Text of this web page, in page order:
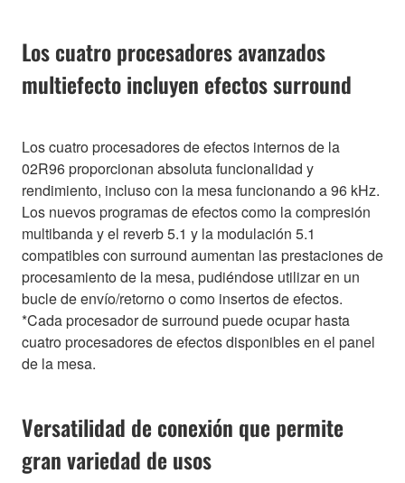
Los cuatro procesadores avanzados
multiefecto incluyen efectos surround
Los cuatro procesadores de efectos internos de la
02R96 proporcionan absoluta funcionalidad y
rendimiento, incluso con la mesa funcionando a 96 kHz.
Los nuevos programas de efectos como la compresión
multibanda y el reverb 5.1 y la modulación 5.1
compatibles con surround aumentan las prestaciones de
procesamiento de la mesa, pudiéndose utilizar en un
bucle de envío/retorno o como insertos de efectos.
*Cada procesador de surround puede ocupar hasta
cuatro procesadores de efectos disponibles en el panel
de la mesa.
Versatilidad de conexión que permite
gran variedad de usos